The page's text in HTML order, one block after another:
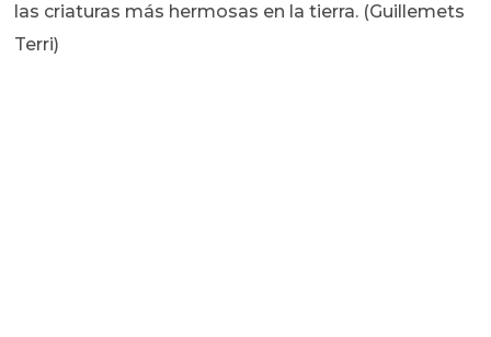
las criaturas más hermosas en la tierra. (Guillemets
Terri)